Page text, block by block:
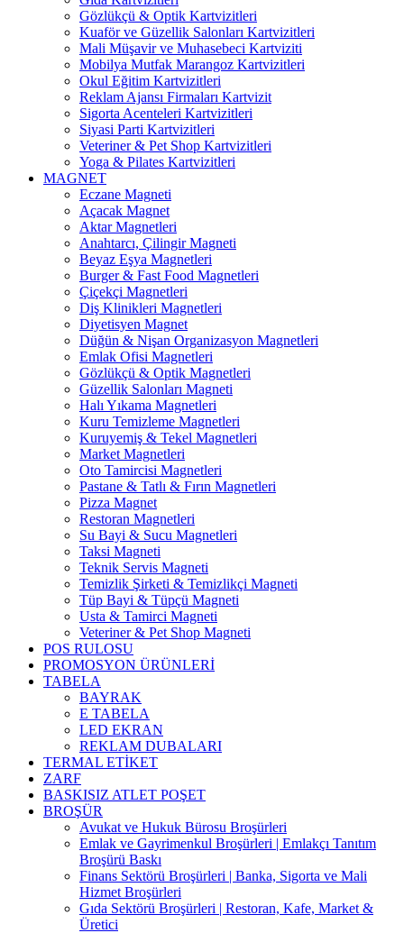
Gözlükçü & Optik Kartvizitleri
Kuaför ve Güzellik Salonları Kartvizitleri
Mali Müşavir ve Muhasebeci Kartviziti
Mobilya Mutfak Marangoz Kartvizitleri
Okul Eğitim Kartvizitleri
Reklam Ajansı Firmaları Kartvizit
Sigorta Acenteleri Kartvizitleri
Siyasi Parti Kartvizitleri
Veteriner & Pet Shop Kartvizitleri
Yoga & Pilates Kartvizitleri
MAGNET
Eczane Magneti
Açacak Magnet
Aktar Magnetleri
Anahtarcı, Çilingir Magneti
Beyaz Eşya Magnetleri
Burger & Fast Food Magnetleri
Çiçekçi Magnetleri
Diş Klinikleri Magnetleri
Diyetisyen Magnet
Düğün & Nişan Organizasyon Magnetleri
Emlak Ofisi Magnetleri
Gözlükçü & Optik Magnetleri
Güzellik Salonları Magneti
Halı Yıkama Magnetleri
Kuru Temizleme Magnetleri
Kuruyemiş & Tekel Magnetleri
Market Magnetleri
Oto Tamircisi Magnetleri
Pastane & Tatlı & Fırın Magnetleri
Pizza Magnet
Restoran Magnetleri
Su Bayi & Sucu Magnetleri
Taksi Magneti
Teknik Servis Magneti
Temizlik Şirketi & Temizlikçi Magneti
Tüp Bayi & Tüpçü Magneti
Usta & Tamirci Magneti
Veteriner & Pet Shop Magneti
POS RULOSU
PROMOSYON ÜRÜNLERİ
TABELA
BAYRAK
E TABELA
LED EKRAN
REKLAM DUBALARI
TERMAL ETİKET
ZARF
BASKISIZ ATLET POŞET
BROŞÜR
Avukat ve Hukuk Bürosu Broşürleri
Emlak ve Gayrimenkul Broşürleri | Emlakçı Tanıtım
Broşürü Baskı
Finans Sektörü Broşürleri | Banka, Sigorta ve Mali
Hizmet Broşürleri
Gıda Sektörü Broşürleri | Restoran, Kafe, Market &
Üretici